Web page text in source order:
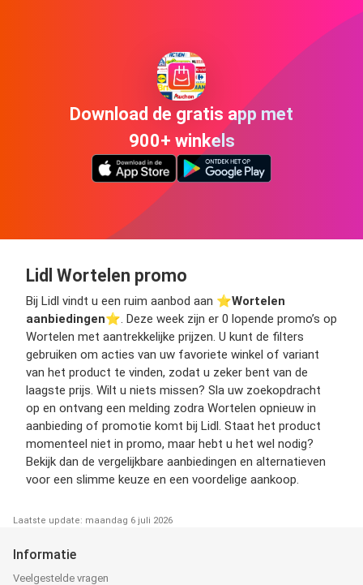
Download de gratis app met
900+ winkels
Lidl Wortelen promo
Bij Lidl vindt u een ruim aanbod aan ⭐️Wortelen
aanbiedingen⭐️. Deze week zijn er 0 lopende promo’s op
Wortelen met aantrekkelijke prijzen. U kunt de filters
gebruiken om acties van uw favoriete winkel of variant
van het product te vinden, zodat u zeker bent van de
laagste prijs. Wilt u niets missen? Sla uw zoekopdracht
op en ontvang een melding zodra Wortelen opnieuw in
aanbieding of promotie komt bij Lidl. Staat het product
momenteel niet in promo, maar hebt u het wel nodig?
Bekijk dan de vergelijkbare aanbiedingen en alternatieven
voor een slimme keuze en een voordelige aankoop.
Laatste update: maandag 6 juli 2026
Informatie
Veelgestelde vragen